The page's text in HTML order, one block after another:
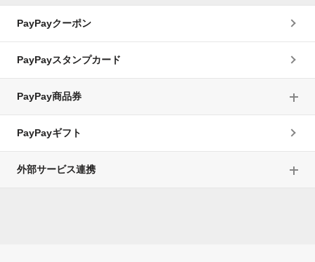
PayPayクーポン
PayPayスタンプカード
PayPay商品券
PayPayギフト
外部サービス連携